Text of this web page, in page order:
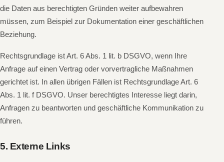
die Daten aus berechtigten Gründen weiter aufbewahren
müssen, zum Beispiel zur Dokumentation einer geschäftlichen
Beziehung.
Rechtsgrundlage ist Art. 6 Abs. 1 lit. b DSGVO, wenn Ihre
Anfrage auf einen Vertrag oder vorvertragliche Maßnahmen
gerichtet ist. In allen übrigen Fällen ist Rechtsgrundlage Art. 6
Abs. 1 lit. f DSGVO. Unser berechtigtes Interesse liegt darin,
Anfragen zu beantworten und geschäftliche Kommunikation zu
führen.
5. Externe Links